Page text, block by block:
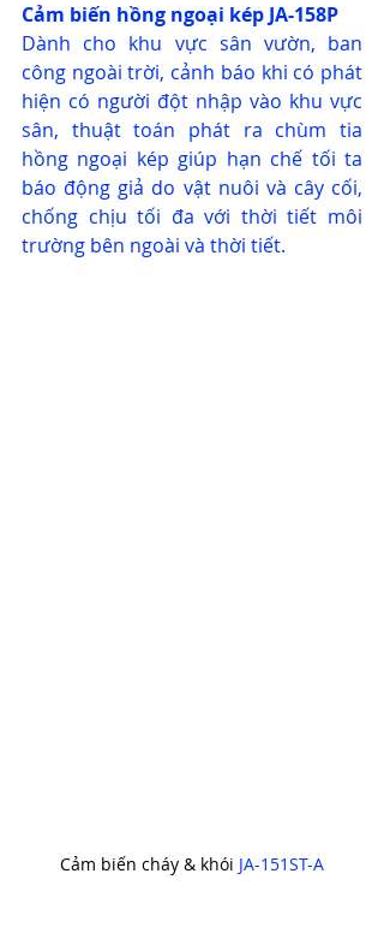
Cảm biến hồng ngoại kép JA-158P
Dành cho khu vực sân vườn, ban
công ngoài trời, cảnh báo khi có phát
hiện có người đột nhập vào khu vực
sân, thuật toán phát ra chùm tia
hồng ngoại kép giúp hạn chế tối ta
báo động giả do vật nuôi và cây cối,
chống chịu tối đa với thời tiết môi
trường bên ngoài và thời tiết.
Cảm biến cháy & khói JA-151ST-A